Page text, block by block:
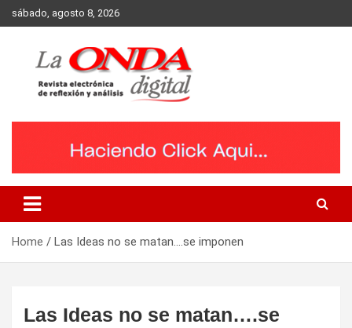
Skip
to
sábado, agosto 8, 2026
Home Las Ideas no se matan….se imponen
Las Ideas no se matan….se